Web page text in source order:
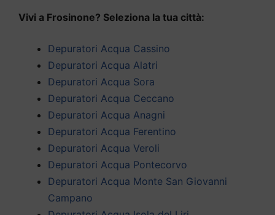
Vivi a Frosinone? Seleziona la tua città:
Depuratori Acqua Cassino
Depuratori Acqua Alatri
Depuratori Acqua Sora
Depuratori Acqua Ceccano
Depuratori Acqua Anagni
Depuratori Acqua Ferentino
Depuratori Acqua Veroli
Depuratori Acqua Pontecorvo
Depuratori Acqua Monte San Giovanni
Campano